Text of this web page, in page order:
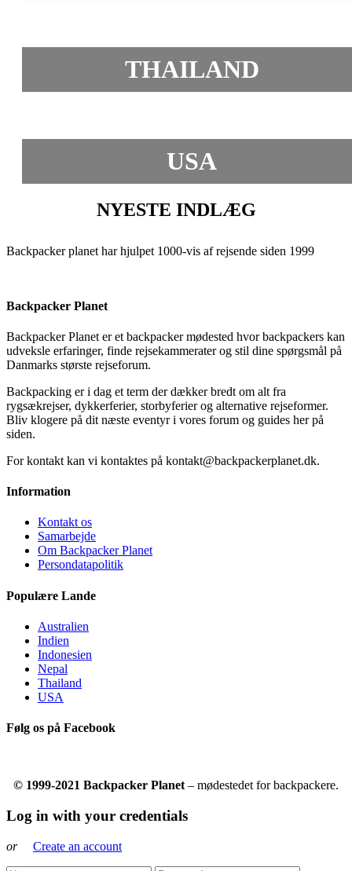
THAILAND
USA
NYESTE INDLÆG
Backpacker planet har hjulpet 1000-vis af rejsende siden 1999
Backpacker Planet
Backpacker Planet er et backpacker mødested hvor backpackers kan
udveksle erfaringer, finde rejsekammerater og stil dine spørgsmål på
Danmarks største rejseforum.
Backpacking er i dag et term der dækker bredt om alt fra
rygsækrejser, dykkerferier, storbyferier og alternative rejseformer.
Bliv klogere på dit næste eventyr i vores forum og guides her på
siden.
For kontakt kan vi kontaktes på kontakt@backpackerplanet.dk.
Information
Kontakt os
Samarbejde
Om Backpacker Planet
Persondatapolitik
Populære Lande
Australien
Indien
Indonesien
Nepal
Thailand
USA
Følg os på Facebook
© 1999-2021 Backpacker Planet– mødestedet for backpackere.
Log in with your credentials
or Create an account